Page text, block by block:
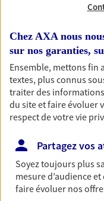
Réalisez vos
immobilier,
du monde…
simplement,
Découvrir les offres
Retraite
Préparez
votre vie avec les
notre solution PER
Chez AXA nous
sur nos garanties,
Ensemble, mettons fin
textes, plus connus
traiter des
du site et faire évoluer
respect de votre vie
Partagez vos
Soyez toujours plus
mesure d’audience
faire évoluer nos